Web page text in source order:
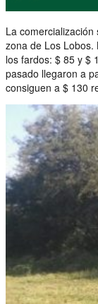
La
zona de Los Lobos.
los fardos: $ 85 y $
pasado llegaron a
consiguen a $ 130